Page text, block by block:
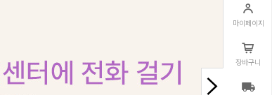
마이페이지
장바구니